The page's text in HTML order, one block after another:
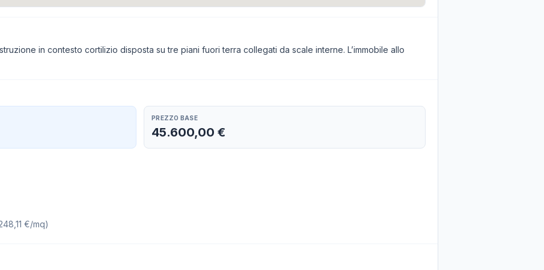
in contesto cortilizio disposta su tre piani fuori terra collegati da scale interne. L’immobile allo
PREZZO BASE
45.600,00 €
€/mq)